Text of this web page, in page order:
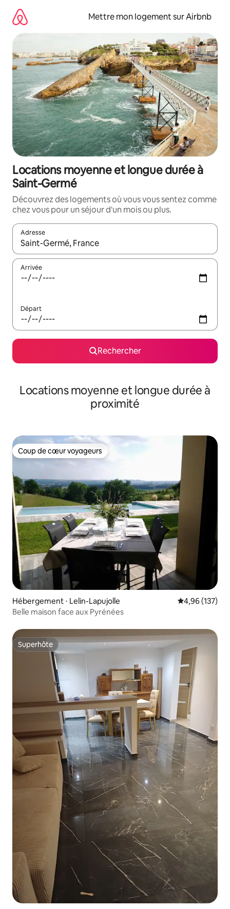
directement
contenu
Mettre mon logement sur Airbnb
Locations moyenne et longue durée à
Saint-Germé
Découvrez des logements où vous vous sentez comme
chez vous pour un séjour d'un mois ou plus.
Adresse
Lorsque les résultats s'affichent, utilisez les flèches vers le
Arrivée
Départ
Rechercher
Locations moyenne et longue durée à
proximité
Coup de cœur voyageurs
Coup de cœur voyageurs
Hébergement ⋅ Lelin-Lapujolle Évaluation
4,96 (137)
Belle maison face aux Pyrénées
Superhôte
Superhôte